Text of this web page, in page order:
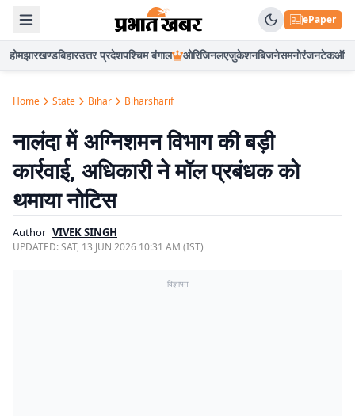
ePaper
होमझारखण्डबिहारउत्तर प्रदेशपश्चिम बंगाल ओरिजिनलएजुकेशनबिजनेसमनोरंजनटेकऑटो
Home State Bihar Biharsharif
नालंदा में अग्निशमन विभाग की बड़ी
कार्रवाई, अधिकारी ने मॉल प्रबंधक को
थमाया नोटिस
Author VIVEK SINGH
UPDATED:SAT, 13 JUN 2026 10:31 AM (IST)
विज्ञापन